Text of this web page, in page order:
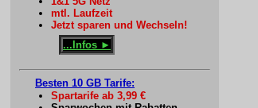
mtl. Laufzeit
Jetzt sparen und Wechseln!
...Infos ►
Besten 10 GB Tarife:
Spartarife ab 3,99 €